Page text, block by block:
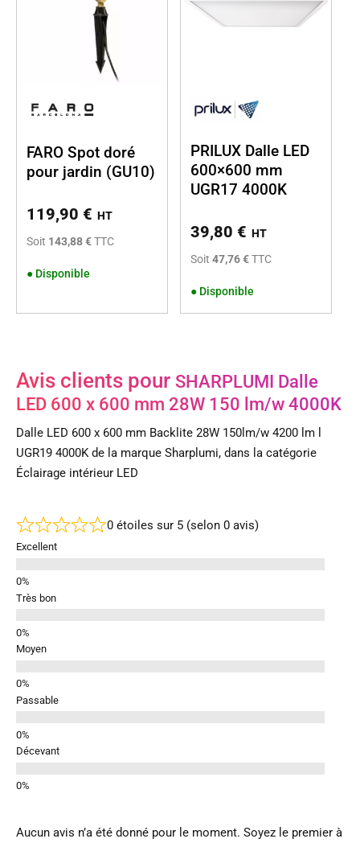
FARO Spot doré
pour jardin (GU10)
119,90 € HT
Soit 143,88 €TTC
● Disponible
PRILUX Dalle LED
600×600 mm
UGR17 4000K
39,80 € HT
Soit 47,76 €TTC
● Disponible
Avis clients pour SHARPLUMI Dalle
LED 600 x 600 mm 28W 150 lm/w 4000K
Dalle LED 600 x 600 mm Backlite 28W 150lm/w 4200 lm l
UGR19 4000K de la marque Sharplumi, dans la catégorie
Éclairage intérieur LED
0 étoiles sur 5 (selon 0 avis)
Excellent
Très bon
Moyen
Passable
Décevant
Aucun avis n’a été donné pour le moment. Soyez le premier à